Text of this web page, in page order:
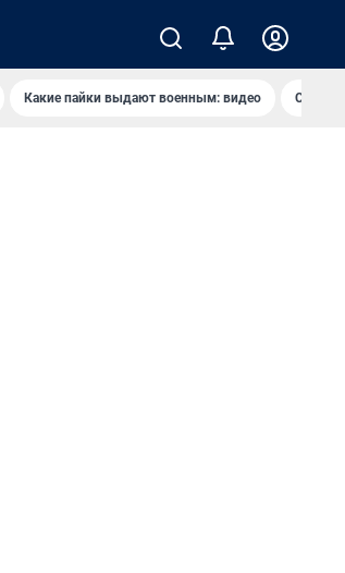
Какие пайки выдают военным: видео Самая